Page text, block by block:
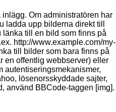
Om administratören har
ladda upp bilderna direkt till
länka till en bild som finns på
http://www.example.com/my-
till bilder som bara finns på
en offentlig webbserver) eller
autentiseringsmekanismer,
lösenorsskyddade sajter,
använd BBCode-taggen [img].